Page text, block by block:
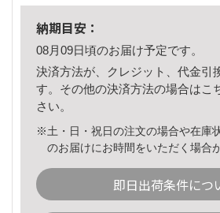
納期目安：
08月09日頃のお届け予定です。
決済方法が、クレジット、代金引
す。その他の決済方法の場合はこ
さい。
※土・日・祝日の注文の場合や在庫
のお届けにお時間をいただく場合
即日出荷条件につ